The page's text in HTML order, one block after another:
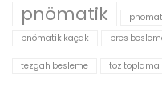
pnömatik
pnömatik kaçak
pres
tezgah besleme toz toplama